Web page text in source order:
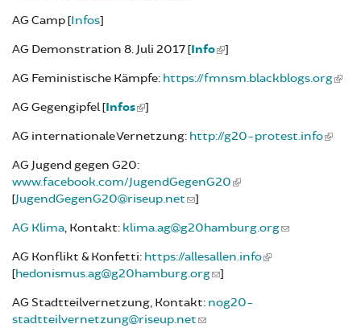
AG Camp [Infos]
AG Demonstration 8. Juli 2017 [Info
]
AG Feministische Kämpfe: https://fmnsm.blackblogs.org
AG Gegengipfel [Infos
]
AG internationale Vernetzung: http://g20-protest.info
AG Jugend gegen G20:
www.facebook.com/JugendGegenG20
[JugendGegenG20@riseup.net
]
AG Klima, Kontakt: klima.ag@g20hamburg.org
AG Konflikt & Konfetti: https://allesallen.info
[hedonismus.ag@g20hamburg.org
]
AG Stadtteilvernetzung, Kontakt: nog20-
stadtteilvernetzung@riseup.net